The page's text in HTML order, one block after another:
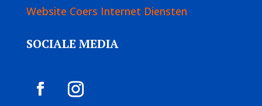
Website Coers Internet Diensten
SOCIALE MEDIA